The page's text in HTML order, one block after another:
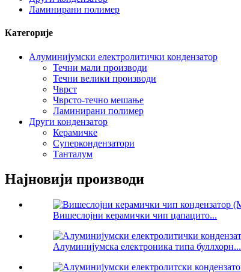
Ламинирани полимер
Категорије
Алуминијумски електролитички кондензатор
Течни мали производи
Течни велики производи
Чврст
Чврсто-течно мешање
Ламинирани полимер
Други кондензатор
Керамичке
Суперкондензатори
Танталум
Најновији производи
Вишеслојни керамички чип цапацито...
Алуминијумска електроника типа буллхорн...